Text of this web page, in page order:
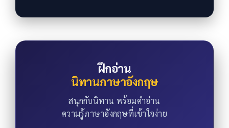
ฝึกอ่าน
นิทานภาษาอังกฤษ
สนุกกับนิทาน พร้อมคำอ่าน
ความรู้ภาษาอังกฤษที่เข้าใจง่าย